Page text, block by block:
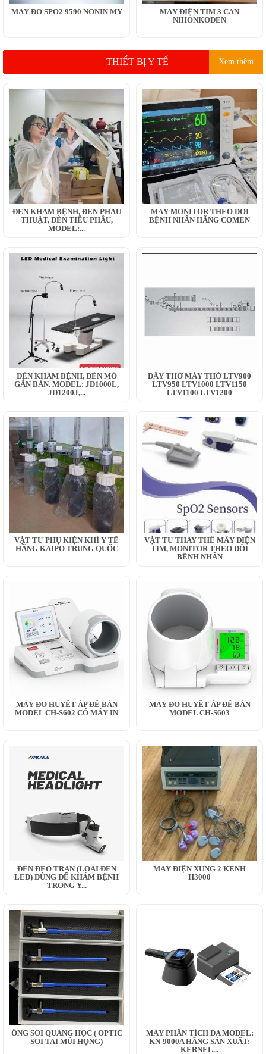
MÁY ĐO SPO2 9590 NONIN MỸ
MÁY ĐIỆN TIM 3 CẦN
NIHONKODEN
THIẾT BỊ Y TẾ Xem thêm
ĐÈN KHÁM BỆNH, ĐÈN PHẪU
THUẬT, ĐÈN TIỂU PHẪU,
MODEL:...
MÁY MONITOR THEO DÕI
BỆNH NHÂN HÃNG COMEN
ĐÈN KHÁM BỆNH, ĐÈN MỔ
GẮN BÀN. MODEL: JD1000L,
JD1200J,...
DÂY THỞ MÁY THỞ LTV900
LTV950 LTV1000 LTV1150
LTV1100 LTV1200
VẬT TƯ PHỤ KIỆN KHÍ Y TẾ
HÃNG KAIPO TRUNG QUỐC
VẬT TƯ THAY THẾ MÂY ĐIỆN
TIM, MONITOR THEO DÕI
BỆNH NHÂN
MÁY ĐO HUYẾT ÁP ĐỂ BÀN
MODEL CH-S602 CÓ MÁY IN
MÁY ĐO HUYẾT ÁP ĐỂ BÀN
MODEL CH-S603
ĐÈN ĐEO TRÁN (LOẠI ĐÈN
LED) DÙNG ĐỂ KHÁM BỆNH
TRONG Y...
MÁY ĐIỆN XUNG 2 KÊNH
H3000
ỐNG SOI QUANG HỌC ( OPTIC
SOI TAI MŨI HỌNG)
MÁY PHÂN TÍCH DA MODEL:
KN-9000A HÃNG SẢN XUẤT:
KERNEL...